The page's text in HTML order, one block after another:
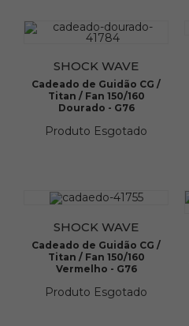
SHOCK WAVE
Cadeado de Guidão CG /
Titan / Fan 150/160
Dourado - G76
Produto Esgotado
SHOCK WAVE
Cadeado de Guidão CG /
Titan / Fan 150/160
Vermelho - G76
Produto Esgotado